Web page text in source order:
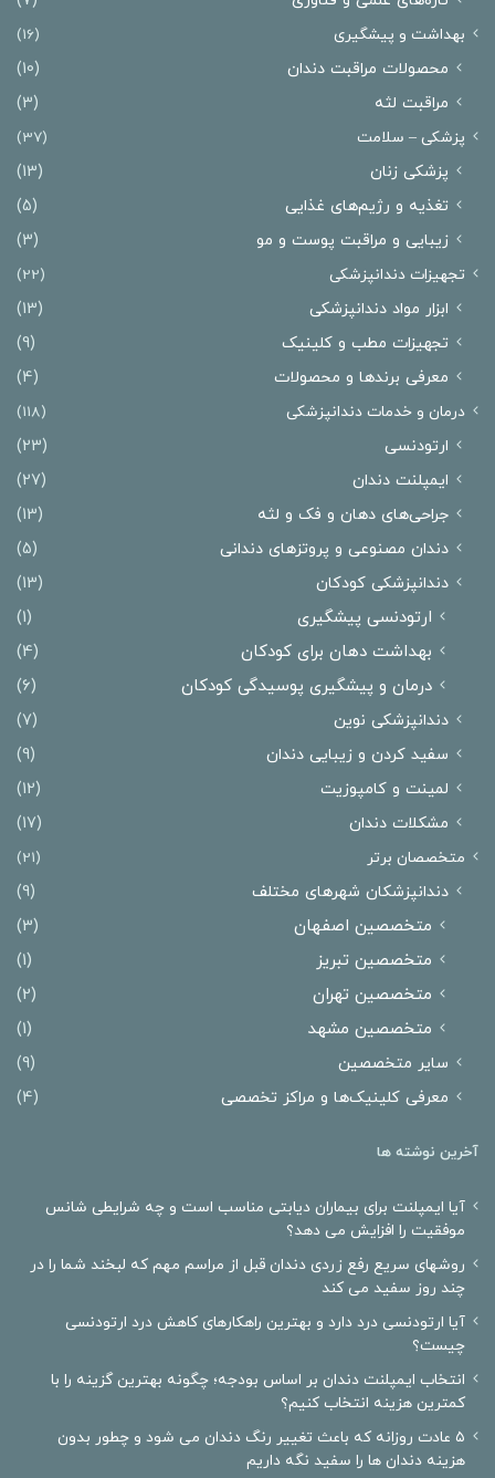
بهداشت و پیشگیری (16)
محصولات مراقبت دندان
(10)
مراقبت لثه
(3)
پزشکی – سلامت (37)
پزشکی زنان
(13)
تغذیه و رژیم‌های غذایی
(5)
زیبایی و مراقبت پوست و مو
(3)
تجهیزات دندانپزشکی (22)
ابزار مواد دندانپزشکی
(13)
تجهیزات مطب و کلینیک
(9)
معرفی برندها و محصولات
(4)
درمان‌ و خدمات دندانپزشکی (118)
ارتودنسی
(23)
ایمپلنت دندان
(27)
جراحی‌های دهان و فک و لثه
(13)
دندان مصنوعی و پروتزهای دندانی
(5)
دندانپزشکی کودکان
(13)
ارتودنسی پیشگیری
(1)
بهداشت دهان برای کودکان
(4)
درمان و پیشگیری پوسیدگی کودکان
(6)
دندانپزشکی نوین
(7)
سفید کردن و زیبایی دندان
(9)
لمینت و کامپوزیت
(12)
مشکلات دندان
(17)
متخصصان برتر (21)
دندانپزشکان شهرهای مختلف
(9)
متخصصین اصفهان
(3)
متخصصین تبریز
(1)
متخصصین تهران
(2)
متخصصین مشهد
(1)
سایر متخصصین
(9)
معرفی کلینیک‌ها و مراکز تخصصی
(4)
آخرین نوشته ها
آیا ایمپلنت برای بیماران دیابتی مناسب است و چه شرایطی شانس
موفقیت را افزایش می دهد؟
روشهای سریع رفع زردی دندان قبل از مراسم مهم که لبخند شما را در
چند روز سفید می کند
آیا ارتودنسی درد دارد و بهترین راهکارهای کاهش درد ارتودنسی
چیست؟
انتخاب ایمپلنت دندان بر اساس بودجه؛ چگونه بهترین گزینه را با
کمترین هزینه انتخاب کنیم؟
۵ عادت روزانه که باعث تغییر رنگ دندان می شود و چطور بدون
هزینه دندان ها را سفید نگه داریم